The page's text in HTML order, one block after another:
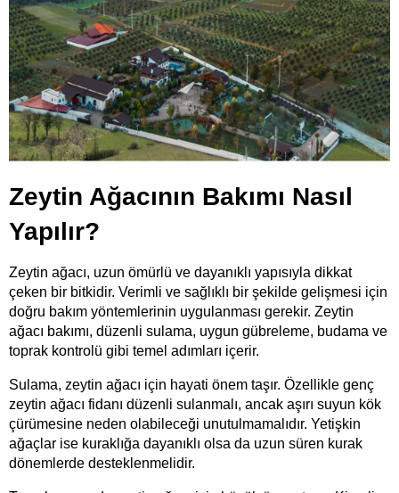
Zeytin Ağacının Bakımı Nasıl
Yapılır?
Zeytin ağacı, uzun ömürlü ve dayanıklı yapısıyla dikkat
çeken bir bitkidir. Verimli ve sağlıklı bir şekilde gelişmesi için
doğru bakım yöntemlerinin uygulanması gerekir. Zeytin
ağacı bakımı, düzenli sulama, uygun gübreleme, budama ve
toprak kontrolü gibi temel adımları içerir.
Sulama, zeytin ağacı için hayati önem taşır. Özellikle genç
zeytin ağacı fidanı düzenli sulanmalı, ancak aşırı suyun kök
çürümesine neden olabileceği unutulmamalıdır. Yetişkin
ağaçlar ise kuraklığa dayanıklı olsa da uzun süren kurak
dönemlerde desteklenmelidir.